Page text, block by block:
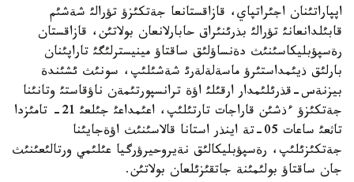
اپپاراتئنان اجئراتپاي، قازاقستانعا جةتكئزؤ تؤرالئ شةشئم
قابئلدانعانئ تؤرالئ بذرئنئراق حابارلانعان بولاتئن، قازاقستان
رةسپؤبليكاسئنئث دةنساؤلئق ساقتاؤ مينيسترلئگئ تاراپئنان
بارلئق ذيئمداستئرؤ ماسةلةلةرئ شةشئلئپ، سونئث ئشئندة
بيزنةس-قذرئلئمدار ارقئلئ اؤة ترانسپورتئمةن ناؤقاستئ وتانئنا
جةتكئزؤ ءذشئن قاراجات تارتئلئپ، اعئمداعئ جئلعئ 21- تامئزدا
تاثعئ ساعات 05-تة اينذر استانا قالاسئنئث اؤةجايئنا
جةتكئزئلئپ، رةسپؤبليكالئق نةيروحيرؤرگيا عئلئمي ورتالئعئنئث
جان ساقتاؤ بولئمئنة جاتقئزئلعان بولاتئن.